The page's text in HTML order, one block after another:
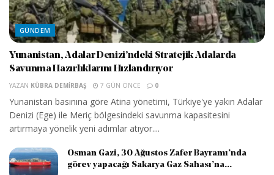
GÜNDEM
Yunanistan, Adalar Denizi’ndeki Stratejik Adalarda
Savunma Hazırlıklarını Hızlandırıyor
YAZAN KÜBRA DEMIRBAŞ 7 GÜN ÖNCE 0
Yunanistan basınına göre Atina yönetimi, Türkiye'ye yakın Adalar
Denizi (Ege) ile Meriç bölgesindeki savunma kapasitesini
artırmaya yönelik yeni adımlar atıyor....
Osman Gazi, 30 Ağustos Zafer Bayramı’nda
görev yapacağı Sakarya Gaz Sahası’na...